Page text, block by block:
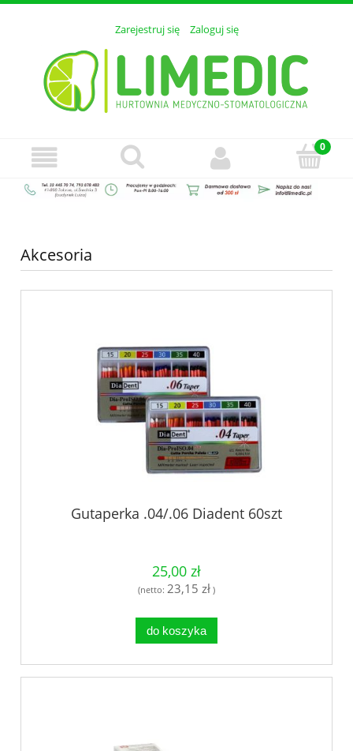
Zarejestruj się Zaloguj się
Akcesoria
Gutaperka .04/.06 Diadent 60szt
25,00 zł
(netto: 23,15 zł )
do koszyka